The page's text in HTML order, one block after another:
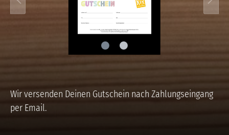
Wir versenden Deinen Gutschein nach Zahlungseingang
per Email.